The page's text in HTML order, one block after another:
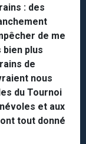
: des
de me
plus
de
nous
du Tournoi
et aux
tout donné